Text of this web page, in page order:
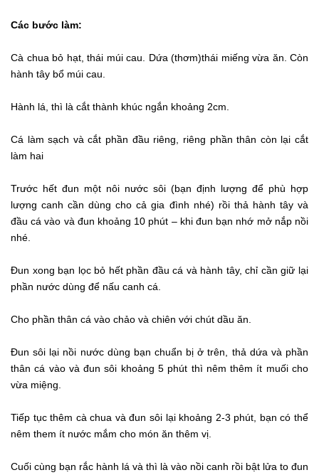
Các bước làm:
Cà chua bỏ hạt, thái múi cau. Dứa (thơm)thái miếng vừa ăn. Còn
hành tây bổ múi cau.
Hành lá, thì là cắt thành khúc ngắn khoảng 2cm.
Cá làm sạch và cắt phần đầu riêng, riêng phần thân còn lại cắt
làm hai
Trước hết đun một nôi nước sôi (bạn định lượng để phù hợp
lượng canh cần dùng cho cả gia đình nhé) rồi thả hành tây và
đầu cá vào và đun khoảng 10 phút – khi đun bạn nhớ mở nắp nồi
nhé.
Đun xong bạn lọc bỏ hết phần đầu cá và hành tây, chỉ cần giữ lại
phần nước dùng để nấu canh cá.
Cho phần thân cá vào chảo và chiên với chút dầu ăn.
Đun sôi lại nồi nước dùng bạn chuẩn bị ở trên, thả dứa và phần
thân cá vào và đun sôi khoảng 5 phút thì nêm thêm ít muối cho
vừa miệng.
Tiếp tục thêm cà chua và đun sôi lại khoảng 2-3 phút, bạn có thể
nêm them ít nước mắm cho món ăn thêm vị.
Cuối cùng bạn rắc hành lá và thì là vào nồi canh rồi bật lửa to đun